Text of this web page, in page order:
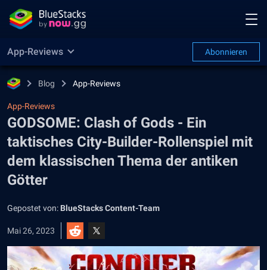
App-Reviews Abonnieren
Blog App-Reviews
App-Reviews
GODSOME: Clash of Gods - Ein
taktisches City-Builder-Rollenspiel mit
dem klassischen Thema der antiken
Götter
Gepostet von: BlueStacks Content-Team
Mai 26, 2023